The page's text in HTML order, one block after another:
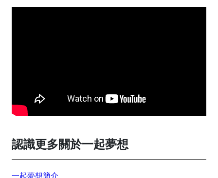
認識更多關於一起夢想
一起夢想簡介